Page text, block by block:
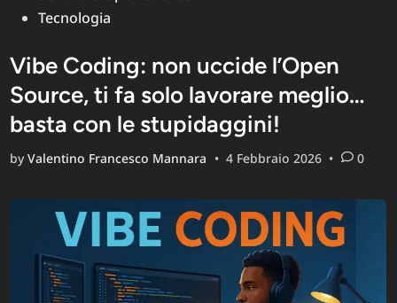
Tecnologia
Vibe Coding: non uccide l’Open
Source, ti fa solo lavorare meglio…
basta con le stupidaggini!
byValentino Francesco Mannara • 4 Febbraio 2026 • 0